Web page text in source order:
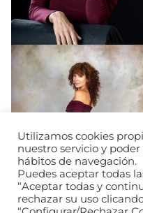
Utilizamos cookies
nuestro servicio y
hábitos de navegación.
Puedes aceptar todas
“Aceptar todas y
rechazar su uso